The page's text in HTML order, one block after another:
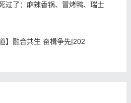
过了：麻辣香锅、冒烤鸭、瑞士
】融合共生 奋楫争先|202